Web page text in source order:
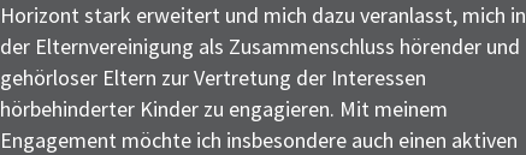
Horizont stark erweitert und mich dazu veranlasst, mich in
der Elternvereinigung als Zusammenschluss hörender und
gehörloser Eltern zur Vertretung der Interessen
hörbehinderter Kinder zu engagieren. Mit meinem
Engagement möchte ich insbesondere auch einen aktiven